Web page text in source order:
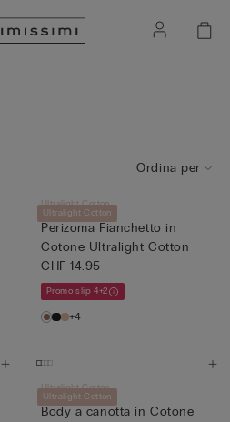
Ordina per
Ultralight Cotton
Ultralight Cotton
Perizoma Fianchetto in
Cotone Ultralight Cotton
CHF 14.95
Promo slip 4+2
+4
Ultralight Cotton
Ultralight Cotton
Body a canotta in Cotone